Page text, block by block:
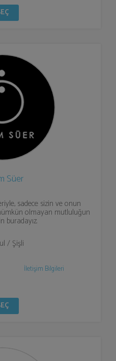
Süer
sadece sizin ve onun
olmayan mutluluğun
buradayız.
/ Şişli
İletişim Bilgileri